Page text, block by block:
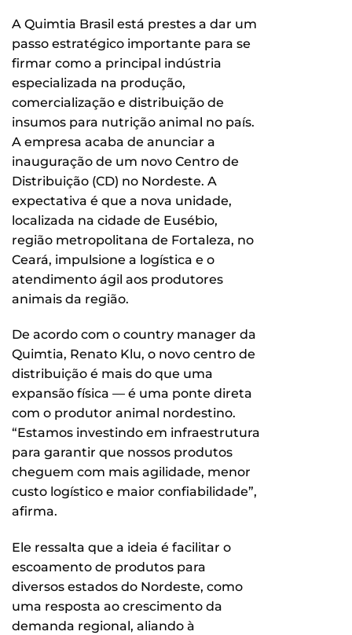
A Quimtia Brasil está prestes a dar um
passo estratégico importante para se
firmar como a principal indústria
especializada na produção,
comercialização e distribuição de
insumos para nutrição animal no país.
A empresa acaba de anunciar a
inauguração de um novo Centro de
Distribuição (CD) no Nordeste. A
expectativa é que a nova unidade,
localizada na cidade de Eusébio,
região metropolitana de Fortaleza, no
Ceará, impulsione a logística e o
atendimento ágil aos produtores
animais da região.
De acordo com o country manager da
Quimtia, Renato Klu, o novo centro de
distribuição é mais do que uma
expansão física — é uma ponte direta
com o produtor animal nordestino.
“Estamos investindo em infraestrutura
para garantir que nossos produtos
cheguem com mais agilidade, menor
custo logístico e maior confiabilidade”,
afirma.
Ele ressalta que a ideia é facilitar o
escoamento de produtos para
diversos estados do Nordeste, como
uma resposta ao crescimento da
demanda regional, aliando à